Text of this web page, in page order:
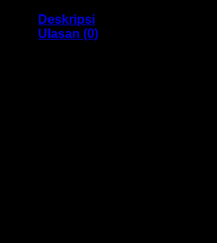
Deskripsi
Ulasan (0)